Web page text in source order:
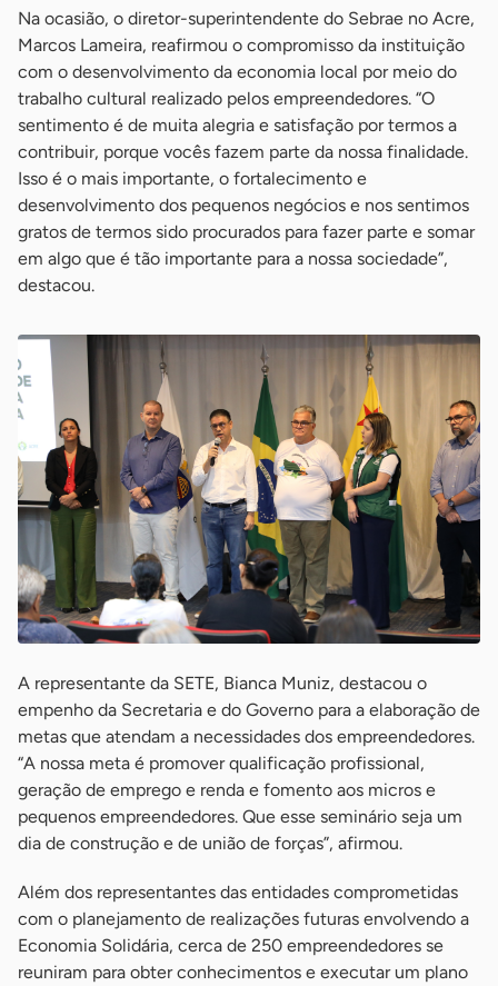
Na ocasião, o diretor-superintendente do Sebrae no Acre,
Marcos Lameira, reafirmou o compromisso da instituição
com o desenvolvimento da economia local por meio do
trabalho cultural realizado pelos empreendedores. “O
sentimento é de muita alegria e satisfação por termos a
contribuir, porque vocês fazem parte da nossa finalidade.
Isso é o mais importante, o fortalecimento e
desenvolvimento dos pequenos negócios e nos sentimos
gratos de termos sido procurados para fazer parte e somar
em algo que é tão importante para a nossa sociedade”,
destacou.
A representante da SETE, Bianca Muniz, destacou o
empenho da Secretaria e do Governo para a elaboração de
metas que atendam a necessidades dos empreendedores.
“A nossa meta é promover qualificação profissional,
geração de emprego e renda e fomento aos micros e
pequenos empreendedores. Que esse seminário seja um
dia de construção e de união de forças”, afirmou.
Além dos representantes das entidades comprometidas
com o planejamento de realizações futuras envolvendo a
Economia Solidária, cerca de 250 empreendedores se
reuniram para obter conhecimentos e executar um plano